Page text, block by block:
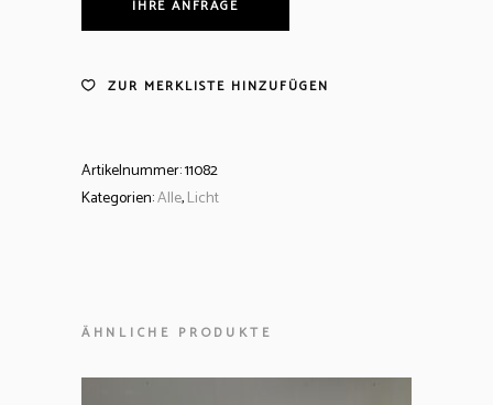
IHRE ANFRAGE
ZUR MERKLISTE HINZUFÜGEN
Artikelnummer:11082
Kategorien:Alle,Licht
ÄHNLICHE PRODUKTE